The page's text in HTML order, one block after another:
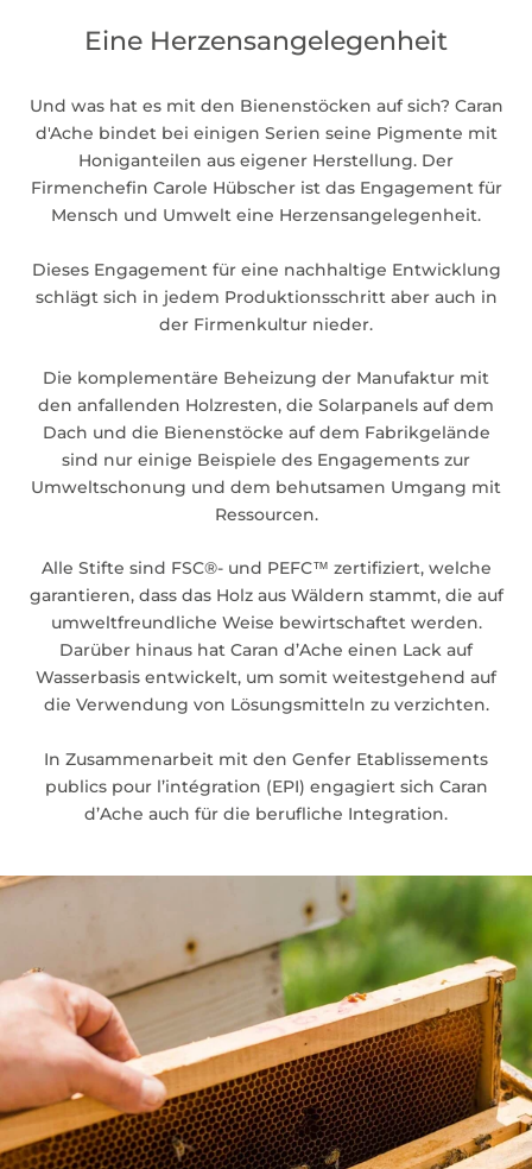
Eine Herzensangelegenheit
Und was hat es mit den Bienenstöcken auf sich? Caran
d'Ache bindet bei einigen Serien seine Pigmente mit
Honiganteilen aus eigener Herstellung. Der
Firmenchefin Carole Hübscher ist das Engagement für
Mensch und Umwelt eine Herzensangelegenheit.
Dieses Engagement für eine nachhaltige Entwicklung
schlägt sich in jedem Produktionsschritt aber auch in
der Firmenkultur nieder.
Die komplementäre Beheizung der Manufaktur mit
den anfallenden Holzresten, die Solarpanels auf dem
Dach und die Bienenstöcke auf dem Fabrikgelände
sind nur einige Beispiele des Engagements zur
Umweltschonung und dem behutsamen Umgang mit
Ressourcen.
Alle Stifte sind FSC®- und PEFC™ zertifiziert, welche
garantieren, dass das Holz aus Wäldern stammt, die auf
umweltfreundliche Weise bewirtschaftet werden.
Darüber hinaus hat Caran d’Ache einen Lack auf
Wasserbasis entwickelt, um somit weitestgehend auf
die Verwendung von Lösungsmitteln zu verzichten.
In Zusammenarbeit mit den Genfer Etablissements
publics pour l’intégration (EPI) engagiert sich Caran
d’Ache auch für die berufliche Integration.